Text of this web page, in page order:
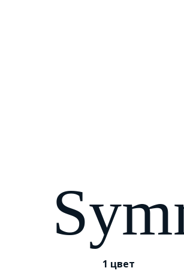
1 цвет